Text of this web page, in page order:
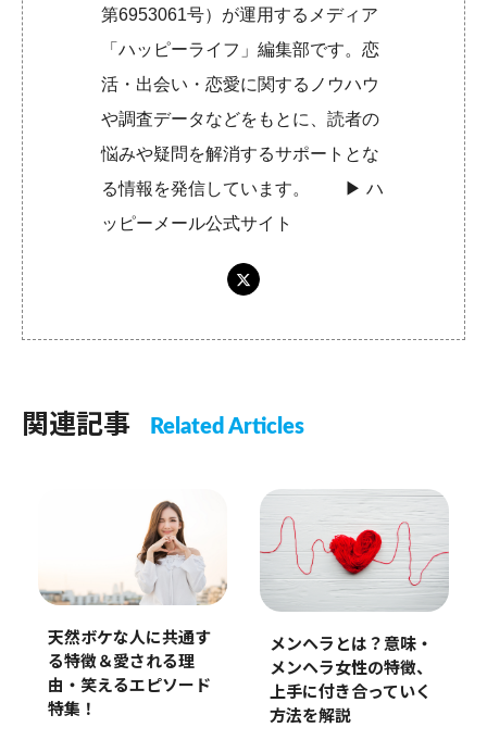
第6953061号）が運用するメディア
「ハッピーライフ」編集部です。恋
活・出会い・恋愛に関するノウハウ
や調査データなどをもとに、読者の
悩みや疑問を解消するサポートとな
る情報を発信しています。 ▶︎ハ
ッピーメール公式サイト
関連記事 Related Articles
天然ボケな人に共通す
る特徴＆愛される理
由・笑えるエピソード
特集！
メンヘラとは？意味・
メンヘラ女性の特徴、
上手に付き合っていく
方法を解説